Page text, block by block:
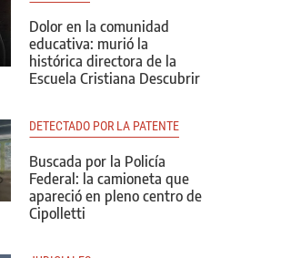
Dolor en la comunidad
educativa: murió la
histórica directora de la
Escuela Cristiana Descubrir
DETECTADO POR LA PATENTE
Buscada por la Policía
Federal: la camioneta que
apareció en pleno centro de
Cipolletti